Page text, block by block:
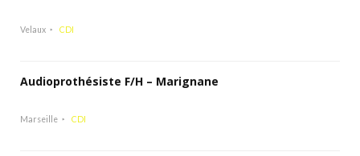
Velaux CDI
Audioprothésiste F/H – Marignane
Marseille CDI